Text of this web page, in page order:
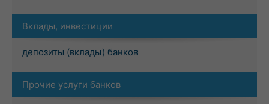
Вклады, инвестиции
депозиты (вклады) банков
Прочие услуги банков